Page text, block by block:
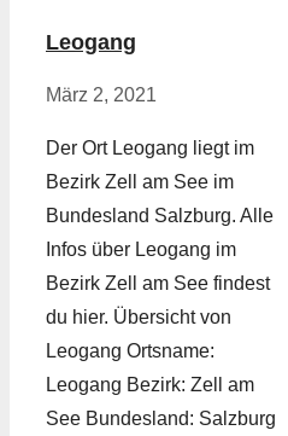
Leogang
März 2, 2021
Der Ort Leogang liegt im
Bezirk Zell am See im
Bundesland Salzburg. Alle
Infos über Leogang im
Bezirk Zell am See findest
du hier. Übersicht von
Leogang Ortsname:
Leogang Bezirk: Zell am
See Bundesland: Salzburg